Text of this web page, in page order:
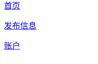
首页
发布信息
账户